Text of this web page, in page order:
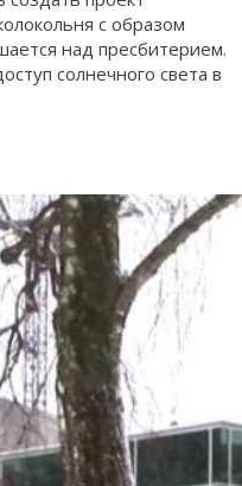
с образом
над пресбитерием.
солнечного света в